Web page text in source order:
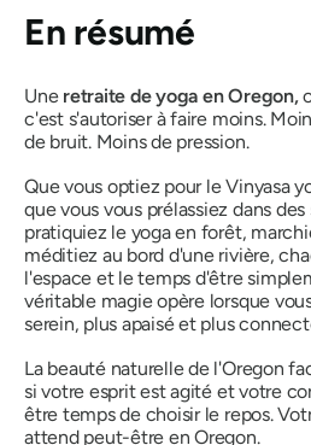
En résumé
Une retraite de yoga en Oregon,
c'est s'autoriser à faire moins.
de bruit. Moins de pression.
Que vous optiez pour le Vinyasa
que vous vous prélassiez dans
pratiquiez le yoga en forêt,
méditiez au bord d'une rivière,
l'espace et le temps d'être
véritable magie opère lorsque
serein, plus apaisé et plus
La beauté naturelle de l'Oregon
si votre esprit est agité et votre
être temps de choisir le repos.
attend peut-être en Oregon.